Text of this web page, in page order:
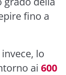
fino a
lo
ai 600